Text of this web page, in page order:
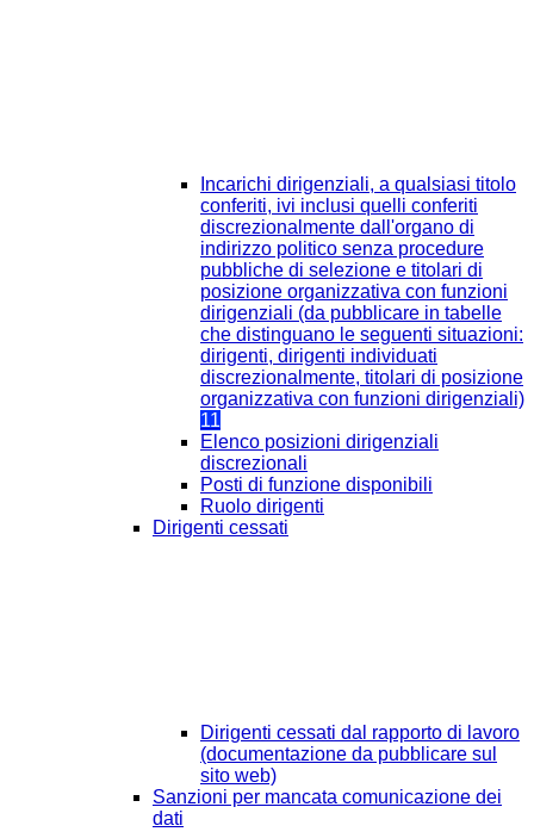
Incarichi dirigenziali, a qualsiasi titolo
conferiti, ivi inclusi quelli conferiti
discrezionalmente dall'organo di
indirizzo politico senza procedure
pubbliche di selezione e titolari di
posizione organizzativa con funzioni
dirigenziali (da pubblicare in tabelle
che distinguano le seguenti situazioni:
dirigenti, dirigenti individuati
discrezionalmente, titolari di posizione
organizzativa con funzioni dirigenziali)
11
Elenco posizioni dirigenziali
discrezionali
Posti di funzione disponibili
Ruolo dirigenti
Dirigenti cessati
Dirigenti cessati dal rapporto di lavoro
(documentazione da pubblicare sul
sito web)
Sanzioni per mancata comunicazione dei
dati